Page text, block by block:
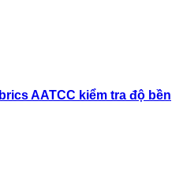
AATCC kiểm tra độ bền